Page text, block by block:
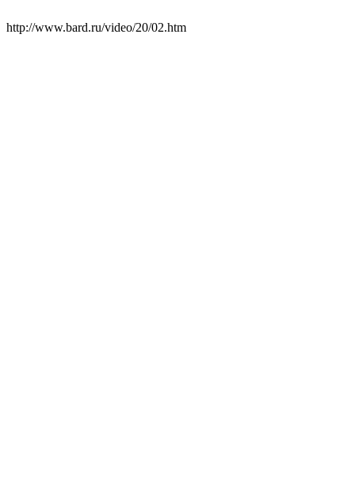
http://www.bard.ru/video/20/02.htm